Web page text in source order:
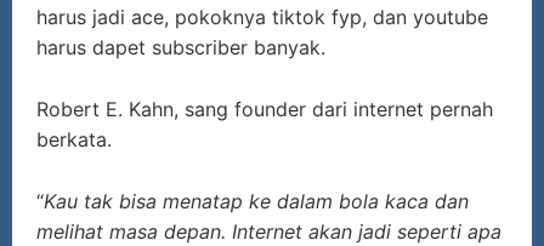
harus jadi ace, pokoknya tiktok fyp, dan youtube
harus dapet subscriber banyak.
Robert E. Kahn, sang founder dari internet pernah
berkata.
“Kau tak bisa menatap ke dalam bola kaca dan
melihat masa depan. Internet akan jadi seperti apa